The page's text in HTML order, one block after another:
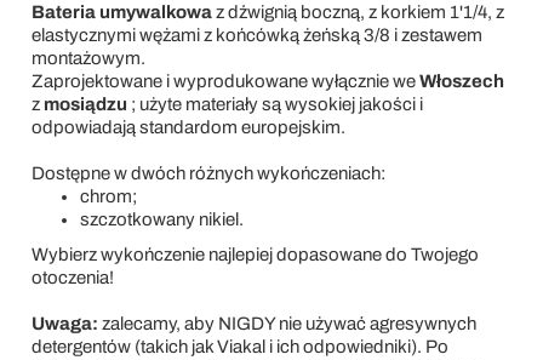
Bateria umywalkowaz dźwignią boczną, z korkiem 1'1/4, z
elastycznymi wężami z końcówką żeńską 3/8 i zestawem
montażowym.
Zaprojektowane i wyprodukowane wyłącznie weWłoszech
z mosiądzu ; użyte materiały są wysokiej jakości i
odpowiadają standardom europejskim.
Dostępne w dwóch różnych wykończeniach:
chrom;
szczotkowany nikiel.
Wybierz wykończenie najlepiej dopasowane do Twojego
otoczenia!
Uwaga: zalecamy, aby NIGDY nie używać agresywnych
detergentów (takich jak Viakal i ich odpowiedniki). Po